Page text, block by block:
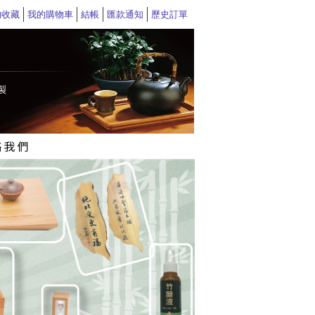
藏 我的購物車 結帳 匯款通知 歷史訂單
>